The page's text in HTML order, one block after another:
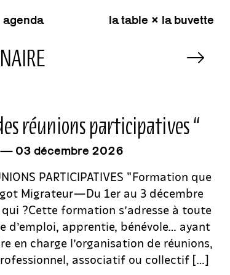
agenda la table × la buvette
réunions participatives “
03 décembre 2026
PARTICIPATIVES “Formation que
Migrateur—Du 1er au 3 décembre
?Cette formation s’adresse à toute
d’emploi, apprentie, bénévole… ayant
en charge l’organisation de réunions,
associatif ou collectif […]